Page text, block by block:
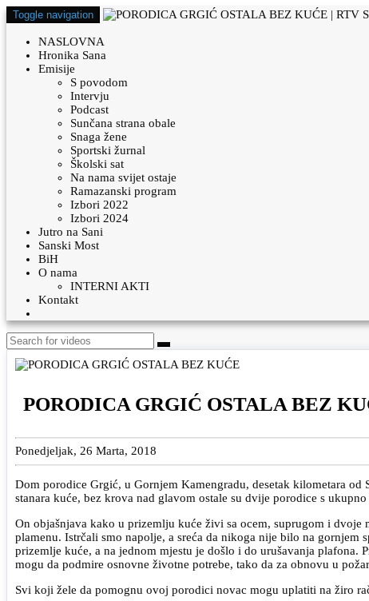
Toggle navigation
NASLOVNA
Hronika Sana
Emisije
S povodom
Intervju
Podcast
Sunčana strana obale
Snaga žene
Sportski žurnal
Školski sat
Na nama svijet ostaje
Ramazanski program
Izbori 2022
Izbori 2024
Jutro na Sani
Sanski Most
BiH
O nama
INTERNI AKTI
Kontakt
PORODICA GRGIĆ OSTALA BEZ
Ponedjeljak, 26 Marta, 2018
Dom porodice Grgić, u Gornjem Kamengradu, desetak kilometara
stanara kuće, bez krova nad glavom ostale su dvije porodice s
On objašnjava kako u prizemlju kuće živi sa ocem, suprugom i
plamenu. Istrčali smo napolje, a sreća da nikoga nije bilo na
prizemlje kuće, a na jednom mjestu je došlo i do urušavanja
mogu da podmire osnovne životne potrebe, tako da za obnovu u
Svi koji žele da pomognu ovoj porodici novac mogu uplatiti na žiro